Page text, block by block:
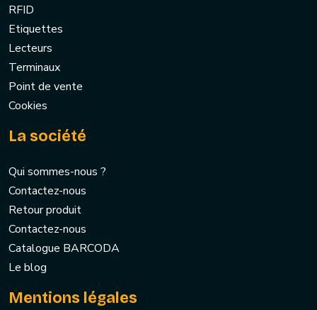
RFID
Etiquettes
Lecteurs
Terminaux
Point de vente
Cookies
La société
Qui sommes-nous ?
Contactez-nous
Retour produit
Contactez-nous
Catalogue BARCODA
Le blog
Mentions légales